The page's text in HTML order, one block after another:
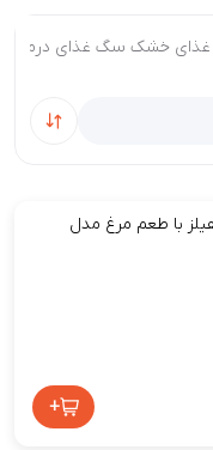
غذای خشک سگ غذای
با طعم مرغ مدل
+